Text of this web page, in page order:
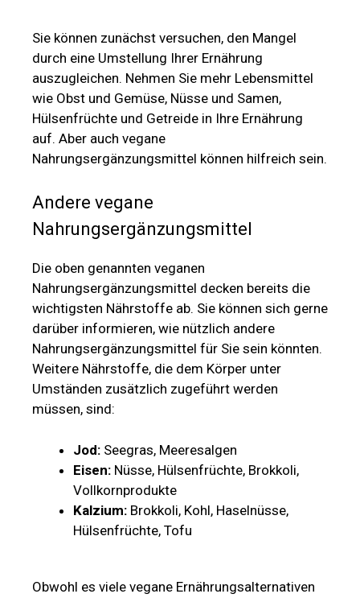
Sie können zunächst versuchen, den Mangel
durch eine Umstellung Ihrer Ernährung
auszugleichen. Nehmen Sie mehr Lebensmittel
wie Obst und Gemüse, Nüsse und Samen,
Hülsenfrüchte und Getreide in Ihre Ernährung
auf. Aber auch vegane
Nahrungsergänzungsmittel können hilfreich sein.
Andere vegane
Nahrungsergänzungsmittel
Die oben genannten veganen
Nahrungsergänzungsmittel decken bereits die
wichtigsten Nährstoffe ab. Sie können sich gerne
darüber informieren, wie nützlich andere
Nahrungsergänzungsmittel für Sie sein könnten.
Weitere Nährstoffe, die dem Körper unter
Umständen zusätzlich zugeführt werden
müssen, sind:
Jod: Seegras, Meeresalgen
Eisen: Nüsse, Hülsenfrüchte, Brokkoli,
Vollkornprodukte
Kalzium: Brokkoli, Kohl, Haselnüsse,
Hülsenfrüchte, Tofu
Obwohl es viele vegane Ernährungsalternativen